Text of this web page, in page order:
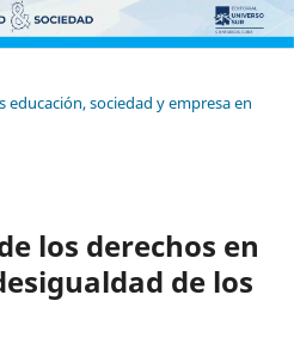
educación, sociedad y empresa en
los derechos en
de los